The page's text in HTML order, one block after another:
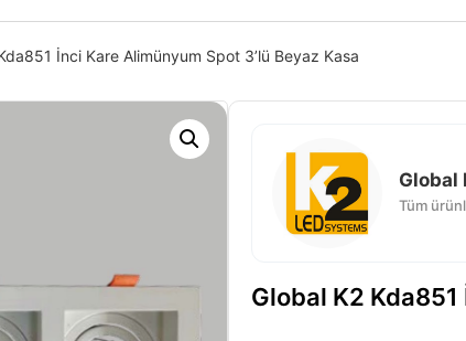
İnci Kare Alimünyum Spot 3’lü Beyaz Kasa
Global
Tüm
Global K2